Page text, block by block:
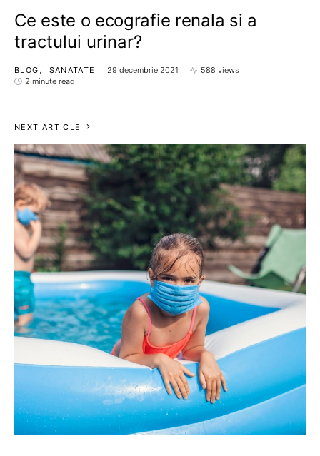
Ce este o ecografie renala si a
tractului urinar?
BLOG SANATATE 29 decembrie 2021
588 views
2 minute read
NEXT ARTICLE